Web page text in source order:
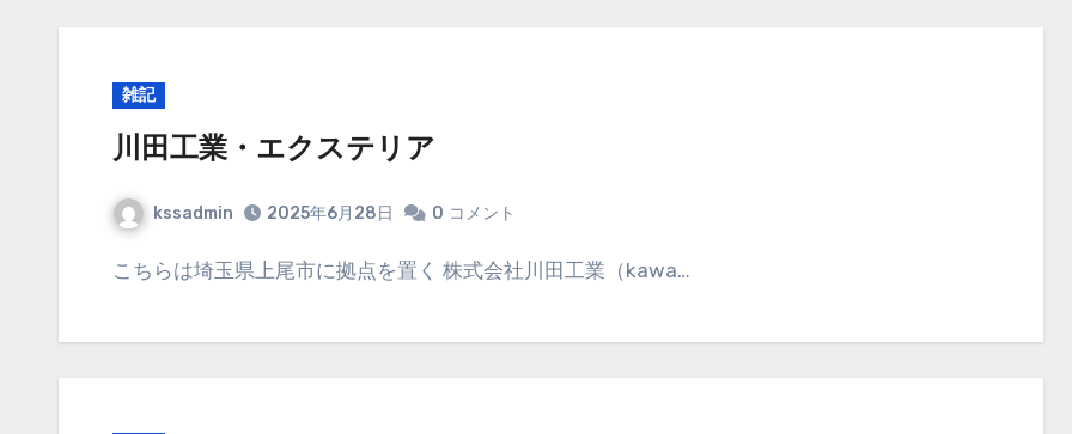
雑記
川田工業・エクステリア
kssadmin 2025年6月28日 0 コメント
こちらは埼玉県上尾市に拠点を置く 株式会社川田工業（kawa…